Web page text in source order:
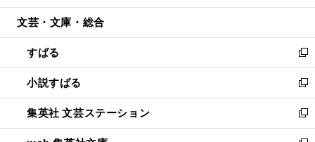
開
ウ
開
く
ン
ウ
で
開
く
ウ
ン
ド
ウ
で
開
く
文芸・文庫・総合
すばる
新
し
い
ウ
ィ
ン
小説すばる
新
し
い
ウ
集英社 文芸ステーション
新
し